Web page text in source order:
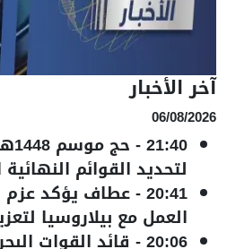
آخر الأخبار
06/08/2026
21:40
-
لتحديد القوائم النهائية
20:41
-عطاف يؤكد عزم
العمل مع بيلاروسيا
20:06
- قائد القوات